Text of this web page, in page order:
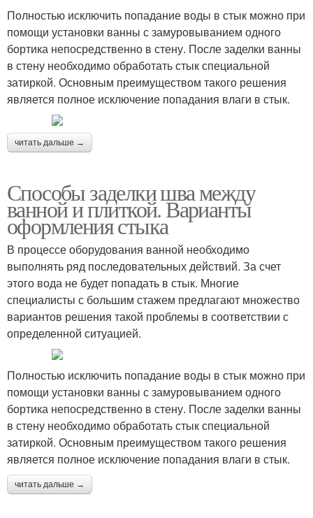
Полностью исключить попадание воды в стык можно при
помощи установки ванны с замуровыванием одного
бортика непосредственно в стену. После заделки ванны
в стену необходимо обработать стык специальной
затиркой. Основным преимуществом такого решения
является полное исключение попадания влаги в стык.
читать дальше →
Способы заделки шва между
ванной и плиткой. Варианты
оформления стыка
В процессе оборудования ванной необходимо
выполнять ряд последовательных действий. За счет
этого вода не будет попадать в стык. Многие
специалисты с большим стажем предлагают множество
вариантов решения такой проблемы в соответствии с
определенной ситуацией.
Полностью исключить попадание воды в стык можно при
помощи установки ванны с замуровыванием одного
бортика непосредственно в стену. После заделки ванны
в стену необходимо обработать стык специальной
затиркой. Основным преимуществом такого решения
является полное исключение попадания влаги в стык.
читать дальше →